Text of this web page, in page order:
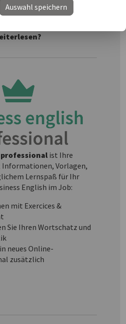
Auswahl speichern
"business english
ist Ihre
Vorlagen,
Lernspaß für Ihr
English im Job:
mit Exercices &
Sie Ihren Wortschatz und
neues Online-
zusätzlich